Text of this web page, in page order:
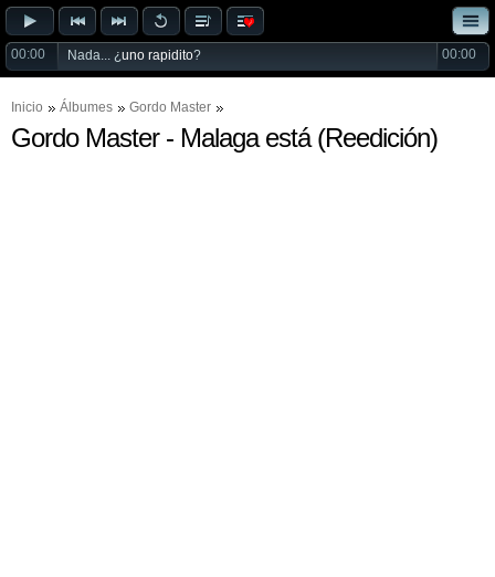
00:00 Nada... ¿uno rapidito? 00:00
Inicio Álbumes Gordo Master
Gordo Master - Malaga está (Reedición)